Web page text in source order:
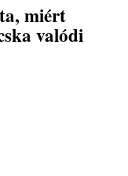
miért
valódi